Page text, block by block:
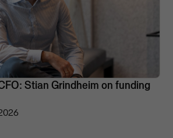
Stian Grindheim on funding